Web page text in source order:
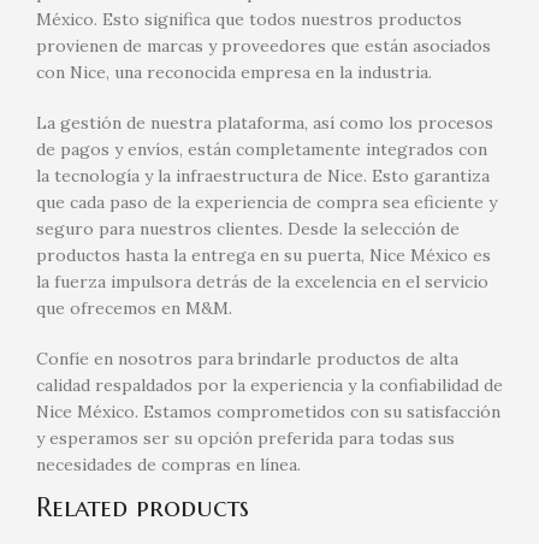
México. Esto significa que todos nuestros productos
provienen de marcas y proveedores que están asociados
con Nice, una reconocida empresa en la industria.
La gestión de nuestra plataforma, así como los procesos
de pagos y envíos, están completamente integrados con
la tecnología y la infraestructura de Nice. Esto garantiza
que cada paso de la experiencia de compra sea eficiente y
seguro para nuestros clientes. Desde la selección de
productos hasta la entrega en su puerta, Nice México es
la fuerza impulsora detrás de la excelencia en el servicio
que ofrecemos en M&M.
Confíe en nosotros para brindarle productos de alta
calidad respaldados por la experiencia y la confiabilidad de
Nice México. Estamos comprometidos con su satisfacción
y esperamos ser su opción preferida para todas sus
necesidades de compras en línea.
Related products